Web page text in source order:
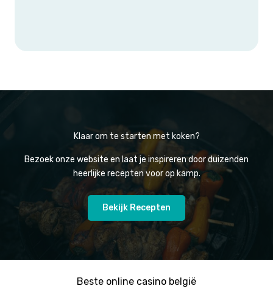
Klaar om te starten met koken?
Bezoek onze website en laat je inspireren door duizenden
heerlijke recepten voor op kamp.
Bekijk Recepten
Beste online casino belgië